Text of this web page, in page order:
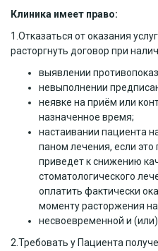
Клиника имеет право:
1.Отказаться от оказания
расторгнуть договор при
выявлении
невыполнении
неявке на приём или
назначенное время;
настаивании пациента
паном лечения, если
приведет к снижению
стоматологического
оплатить фактически
моменту расторжения
несвоевременной и (или)
2.Требовать у Пациента